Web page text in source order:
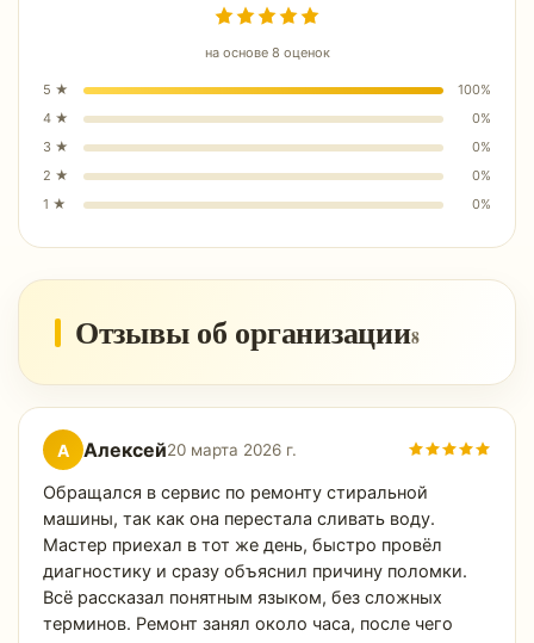
на основе 8 оценок
5 ★ 100%
4 ★ 0%
3 ★ 0%
2 ★ 0%
1 ★ 0%
Отзывы об организации8
А Алексей20 марта 2026 г.
Обращался в сервис по ремонту стиральной
машины, так как она перестала сливать воду.
Мастер приехал в тот же день, быстро провёл
диагностику и сразу объяснил причину поломки.
Всё рассказал понятным языком, без сложных
терминов. Ремонт занял около часа, после чего